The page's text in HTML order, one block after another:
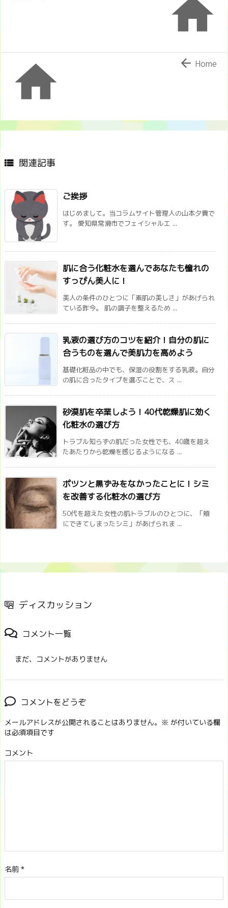

  Home
 関連記事
ご挨拶
はじめまして。当コラムサイト管理人の山本夕貴で
す。 愛知県常滑市でフェイシャルエ ...
肌に合う化粧水を選んであなたも憧れの
すっぴん美人に！
美人の条件のひとつに「素肌の美しさ」があげられ
ている昨今。 肌の調子を整えるため ...
乳液の選び方のコツを紹介！自分の肌に
合うものを選んで美肌力を高めよう
基礎化粧品の中でも、保湿の役割をする乳液。自分
の肌に合ったタイプを選ぶことで、ス ...
砂漠肌を卒業しよう！40代乾燥肌に効く
化粧水の選び方
トラブル知らずの肌だった女性でも、40歳を超え
たあたりから乾燥を感じるようになる ...
ポツンと黒ずみをなかったことに！シミ
を改善する化粧水の選び方
50代を超えた女性の肌トラブルのひとつに、「頬
にできてしまったシミ」があげられま ...
ディスカッション
コメント一覧
まだ、コメントがありません
コメントをどうぞ
メールアドレスが公開されることはありません。 ※ が付いている欄
は必須項目です
コメント
名前 *